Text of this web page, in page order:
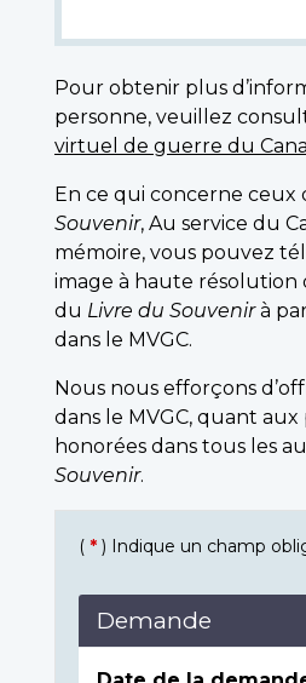
Pour obtenir plus
personne, veuillez
virtuel de guerre du
En ce qui concerne ceux
Souvenir, Au service du
mémoire, vous pouvez
image à haute résolution
du Livre du Souvenirà
dans le MVGC.
Nous nous efforçons
dans le MVGC, quant aux
honorées dans tous les
Souvenir.
( * ) Indique un champ
Demande